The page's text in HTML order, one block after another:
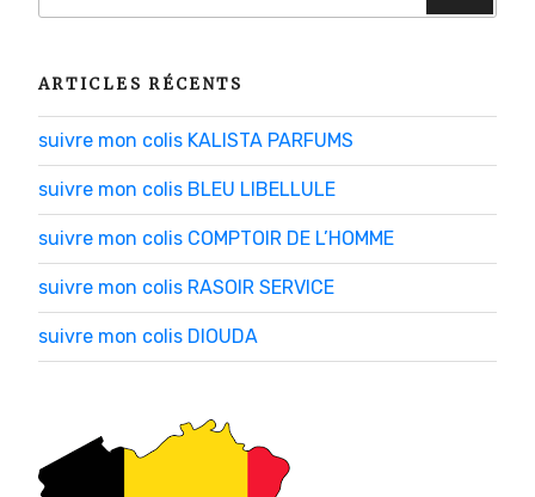
:
ARTICLES RÉCENTS
suivre mon colis KALISTA PARFUMS
suivre mon colis BLEU LIBELLULE
suivre mon colis COMPTOIR DE L’HOMME
suivre mon colis RASOIR SERVICE
suivre mon colis DIOUDA